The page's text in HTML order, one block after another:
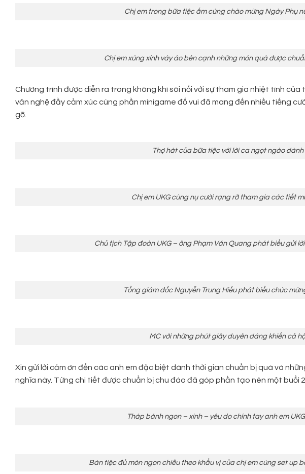
Chị em trong bữa tiệc ấm cúng chào mừng Ngày Phụ
Chị em xúng xính váy áo bên cạnh những món quà được
Chương trình được diễn ra trong không khí sôi nổi với sự tham gia nhiệt tình
văn nghệ đầy cảm xúc cùng phần minigame đố vui đã mang đến nhiều tiếng
gỡ.
Thợ hát của bữa tiệc với lời ca ngọt ngào
Chị em UKG cùng nụ cười rạng rỡ tham gia các tiết
Chủ tịch Tập đoàn UKG – ông Phạm Văn Quang phát biểu gửi
Tổng giám đốc Nguyễn Trung Hiếu phát biểu chúc
MC với những phút giây duyên dáng khiến cả
Xin gửi lời cảm ơn đến các anh em đặc biệt dành thời gian chuẩn bị quà và
nghĩa này. Từng chi tiết được chuẩn bị chu đáo đã góp phần tạo nên một buổi
Tháp bánh ngon – xinh – yêu do chính tay anh em
Bàn tiệc đủ món ngon chiều theo khẩu vị của chị em cùng set up